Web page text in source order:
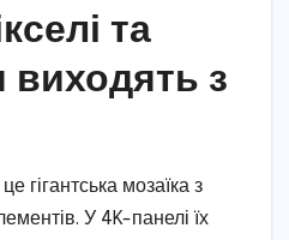
та
з
гігантська мозаїка з
У 4K-панелі їх